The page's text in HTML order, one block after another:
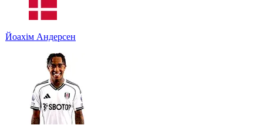
Йоахім Андерсен